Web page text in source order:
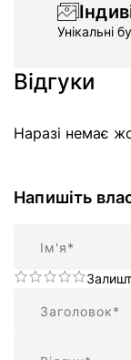
Унікальні
Відгуки
Наразі немає
Напишіть